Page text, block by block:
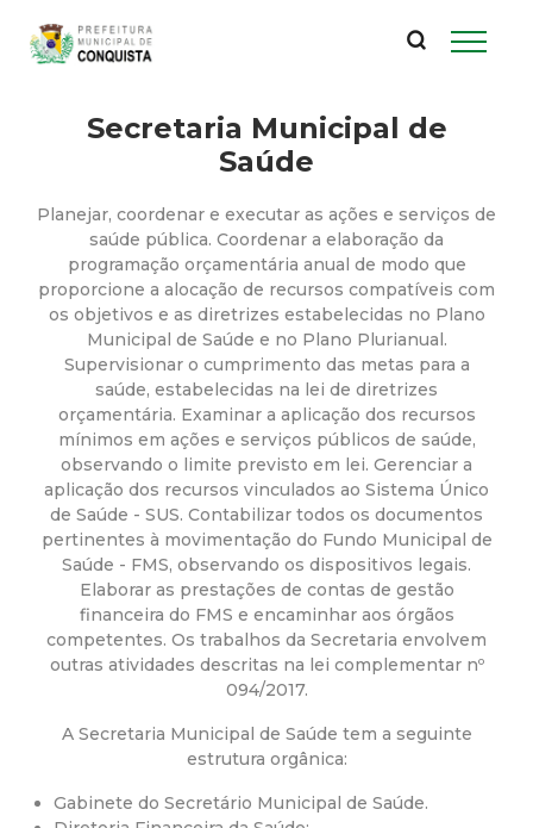
conteúdo
principal
P
f
e
i
t
u
r
a
M
u
n
Secretaria Municipal de
Saúde
Planejar, coordenar e executar as ações e serviços de
saúde pública. Coordenar a elaboração da
programação orçamentária anual de modo que
proporcione a alocação de recursos compatíveis com
os objetivos e as diretrizes estabelecidas no Plano
Municipal de Saúde e no Plano Plurianual.
Supervisionar o cumprimento das metas para a
saúde, estabelecidas na lei de diretrizes
orçamentária. Examinar a aplicação dos recursos
mínimos em ações e serviços públicos de saúde,
observando o limite previsto em lei. Gerenciar a
aplicação dos recursos vinculados ao Sistema Único
de Saúde - SUS. Contabilizar todos os documentos
pertinentes à movimentação do Fundo Municipal de
Saúde - FMS, observando os dispositivos legais.
Elaborar as prestações de contas de gestão
financeira do FMS e encaminhar aos órgãos
competentes. Os trabalhos da Secretaria envolvem
outras atividades descritas na lei complementar nº
094/2017.
A Secretaria Municipal de Saúde tem a seguinte
estrutura orgânica:
Gabinete do Secretário Municipal de Saúde.